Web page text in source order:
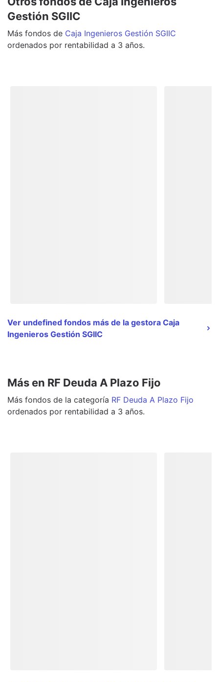
Gestión SGIIC
Más fondos de Caja Ingenieros Gestión SGIIC
ordenados por rentabilidad a 3 años.
Ver undefined fondos más de la gestora Caja
Ingenieros Gestión SGIIC
Más en RF Deuda A Plazo Fijo
Más fondos de la categoría RF Deuda A Plazo Fijo
ordenados por rentabilidad a 3 años.